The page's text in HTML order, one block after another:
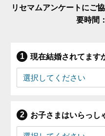
リセマムアンケートにご
要時間
現在結婚されてます
お子さまはいらっし